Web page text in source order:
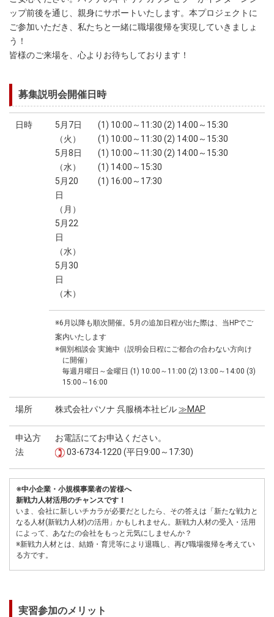
ップ前後を通じ、親身にサポートいたします。本プロジェクトに
ご参加いただき、私たちと一緒に職場復帰を実現していきましょ
う！
皆様のご来場を、心よりお待ちしております！
募集説明会開催日時
日時
5月7日
（火）
5月8日
（水）
5月20
日
（月）
5月22
日
（水）
5月30
日
（木）
(1) 10:00～11:30 (2) 14:00～15:30
(1) 10:00～11:30 (2) 14:00～15:30
(1) 10:00～11:30 (2) 14:00～15:30
(1) 14:00～15:30
(1) 16:00～17:30
※6月以降も順次開催。5月の追加日程が出た際は、当HPでご
案内いたします
※個別相談会 実施中（説明会日程にご都合の合わない方向け
に開催）
毎週月曜日～金曜日 (1) 10:00～11:00 (2) 13:00～14:00 (3)
15:00～16:00
場所 株式会社パソナ 呉服橋本社ビル≫MAP
申込方
法
お電話にてお申込ください。
03-6734-1220 (平日9:00～17:30)
※中小企業・小規模事業者の皆様へ
新戦力人材活用のチャンスです！
いま、会社に新しいチカラが必要だとしたら、その答えは「新たな戦力と
なる人材(新戦力人材)の活用」かもしれません。新戦力人材の受入・活用
によって、あなたの会社をもっと元気にしませんか？
※新戦力人材とは、結婚・育児等により退職し、再び職場復帰を考えてい
る方です。
実習参加のメリット